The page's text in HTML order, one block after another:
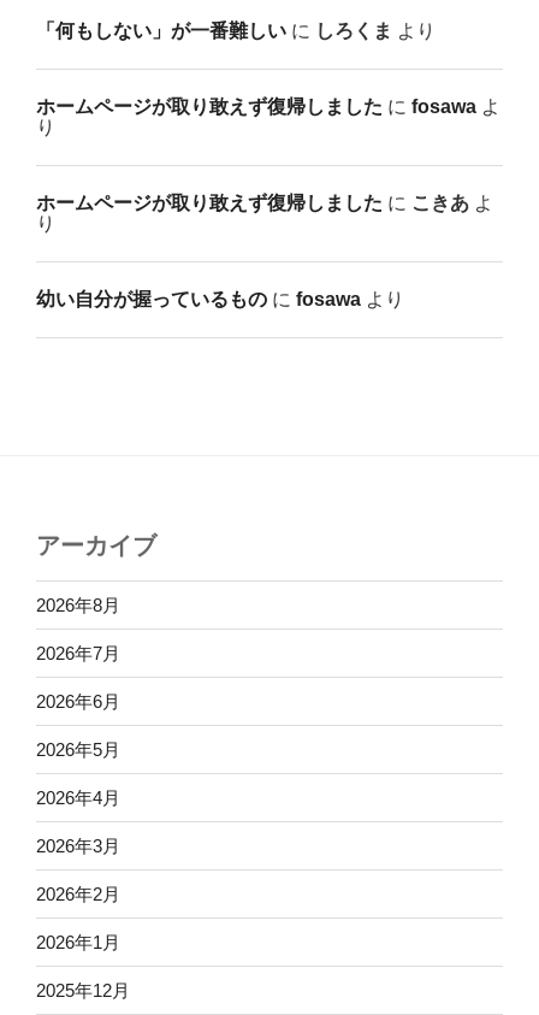
「何もしない」が一番難しい に しろくま より
ホームページが取り敢えず復帰しました に fosawa よ
り
ホームページが取り敢えず復帰しました に こきあ よ
り
幼い自分が握っているもの に fosawa より
アーカイブ
2026年8月
2026年7月
2026年6月
2026年5月
2026年4月
2026年3月
2026年2月
2026年1月
2025年12月